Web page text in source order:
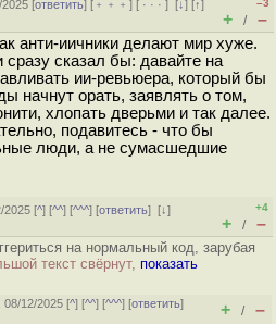
[ответить] [ ﹢﹢﹢] [ · · ·] [↓] [↑]
–3
+ / –
анти-иичники делают мир хуже.
сказал бы: давайте на
ии-ревьюера, который бы
начнут орать, заявлять о том,
хлопать дверьми и так далее.
подавитесь - что бы
люди, а не сумасшедшие
2025 [^] [^^] [^^^] [ответить][↓]
+4
+ / –
на нормальный код, зарубая
текст свёрнут, показать
08/12/2025 [^] [^^] [^^^] [ответить]
+ / –